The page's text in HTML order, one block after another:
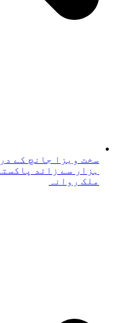
ہزار سے زائد
ملک روانہ